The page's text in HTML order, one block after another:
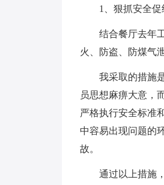
1、狠抓安全促
结合餐厅去年
火、防盗、防煤气
我采取的措施
员思想麻痹大意，
严格执行安全标准
中容易出现问题的
故。
通过以上措施